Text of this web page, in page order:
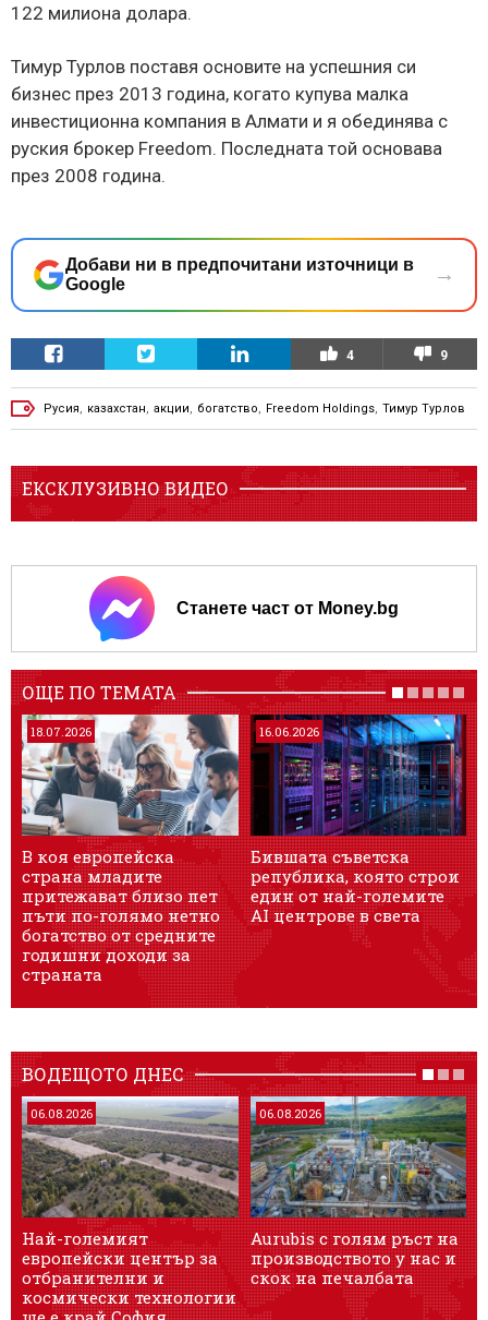
122 милиона долара.
Тимур Турлов поставя основите на успешния си
бизнес през 2013 година, когато купува малка
инвестиционна компания в Алмати и я обединява с
руския брокер Freedom. Последната той основава
през 2008 година.
Добави ни в предпочитани източници в
Google
→
4 9
Русия казахстан акции богатство Freedom Holdings Тимур Турлов
ЕКСКЛУЗИВНО ВИДЕО
Станете част от Money.bg
ОЩЕ ПО ТЕМАТА
18.07.2026
В коя европейска
страна младите
притежават близо пет
пъти по-голямо нетно
богатство от средните
годишни доходи за
страната
16.06.2026
Бившата съветска
република, която строи
един от най-големите
AI центрове в света
ВОДЕЩОТО ДНЕС
06.08.2026
Най-големият
европейски център за
отбранителни и
космически технологии
06.08.2026
Aurubis с голям ръст на
производството у нас и
скок на печалбата